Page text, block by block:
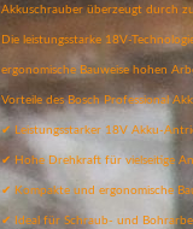
Akkuschrauber überzeugt durch
Die leistungsstarke 18V-
ergonomische Bauweise hohen
Vorteile des Bosch Professional
✔ Leistungsstarker 18V Akku-
✔ Hohe Drehkraft für vielseitige
✔ Kompakte und ergonomische
✔ Ideal für Schraub- und